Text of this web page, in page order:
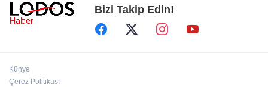
Bakan Gürlek duyurdu: İki çocuk cinayeti
aydınlatıldı!
Bizi Takip Edin!
Künye
Çerez Politikası